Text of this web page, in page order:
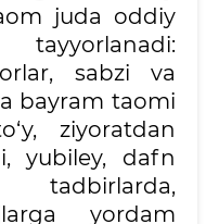
juda oddiy
sabzi va
bayram taomi
ziyoratdan
yubiley, dafn
yordam